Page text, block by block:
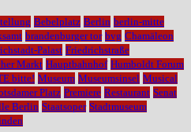
Bebelplatz Berlin berlin-mitte
brandenburger tor bvg Chamäleon
Palast Friedrichstraße
Markt Hauptbahnhof Humboldt Forum
bitte! Museum Museumsinsel Musical
Platz Premiere Restaurant Senat
Berlin Staatsoper Stadtmuseum